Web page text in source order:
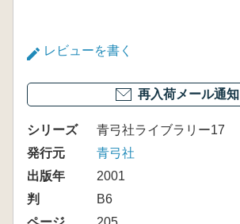
レビューを書く
再入荷メール通知
シリーズ
青弓社ライブラリー17
発行元
青弓社
出版年
2001
判
B6